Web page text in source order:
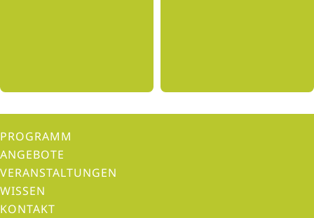
PROGRAMM
ANGEBOTE
VERANSTALTUNGEN
WISSEN
KONTAKT